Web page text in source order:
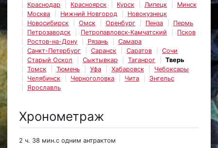
Краснодар
Красноярск Курск Липецк
Минск
Москва
Нижний Новгород
Новокузнецк
Новосибирск
Омск Оренбург Пенза
Пермь
Петрозаводск
Петропавловск-Камчатский
Псков
Ростов-на-Дону
Рязань
Самара
Санкт-Петербург
Саранск Саратов
Сочи
Старый Оскол
Сыктывкар Таганрог
Тверь
Томск
Тюмень Уфа Хабаровск
Чебоксары
Челябинск
Черноголовка Чита
Энгельс
Ярославль
Хронометраж
2 ч. 38 мин.с одним антрактом